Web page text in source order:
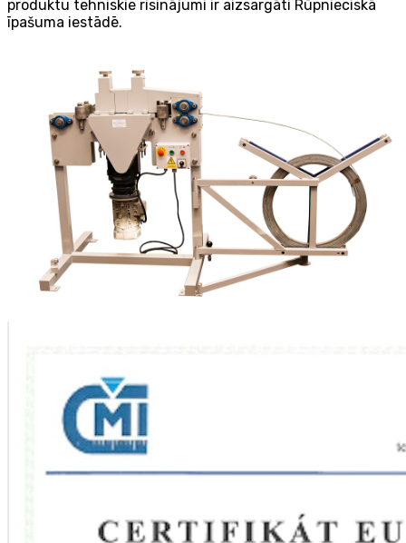
produktu tehniskie risinājumi ir aizsargāti Rūpnieciskā
īpašuma iestādē.